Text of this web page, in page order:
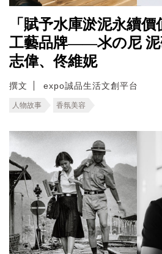
「賦予水庫淤泥永續
工藝品牌——氺の尼 泥
志偉、佟維妮
撰文 expo誠品生活文創平台
人物故事 香氛美容